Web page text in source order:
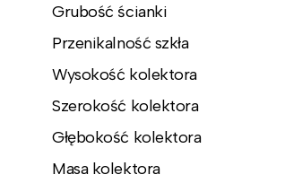
Grubość ścianki
Przenikalność szkła
Wysokość kolektora
Szerokość kolektora
Głębokość kolektora
Masa kolektora